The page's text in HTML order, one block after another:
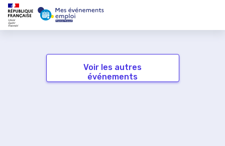
Voir les autres
événements